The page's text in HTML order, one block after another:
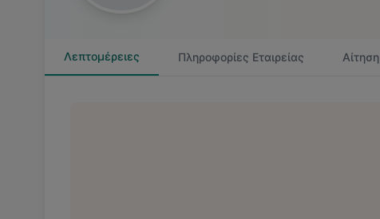
Λεπτομέρειες Πληροφορίες Εταιρείας Αίτηση